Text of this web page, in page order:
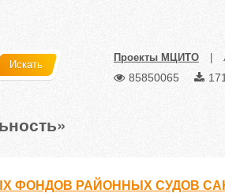
Искать
Проекты МЦИТО
85850065
ФОНДОВ РАЙОННЫХ СУДОВ